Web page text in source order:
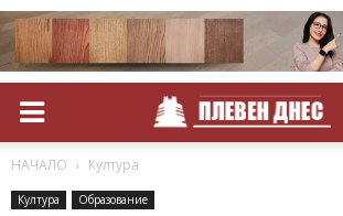
НАЧАЛО Култура
Култура Образование